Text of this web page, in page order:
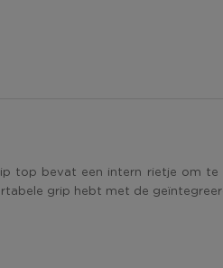
top bevat een intern rietje om te
grip hebt met de